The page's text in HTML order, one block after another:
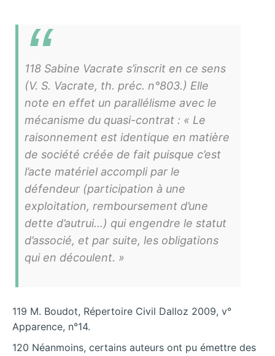
118 Sabine Vacrate s’inscrit en ce sens
(V. S. Vacrate, th. préc. n°803.) Elle
note en effet un parallélisme avec le
mécanisme du quasi-contrat : « Le
raisonnement est identique en matière
de société créée de fait puisque c’est
l’acte matériel accompli par le
défendeur (participation à une
exploitation, remboursement d’une
dette d’autrui…) qui engendre le statut
d’associé, et par suite, les obligations
qui en découlent. »
119 M. Boudot, Répertoire Civil Dalloz 2009, v°
Apparence, n°14.
120 Néanmoins, certains auteurs ont pu émettre des